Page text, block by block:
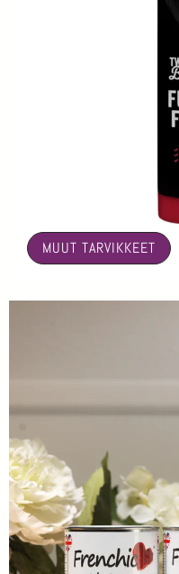
MUUT TARVIKKEET